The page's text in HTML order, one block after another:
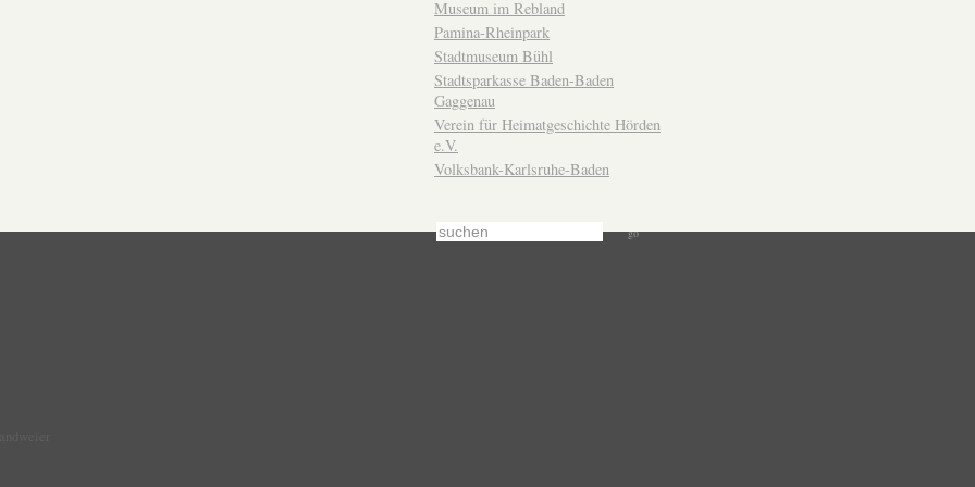
Museum im Rebland
Pamina-Rheinpark
Stadtmuseum Bühl
Stadtsparkasse Baden-Baden
Gaggenau
Verein für Heimatgeschichte Hörden
e.V.
Volksbank-Karlsruhe-Baden